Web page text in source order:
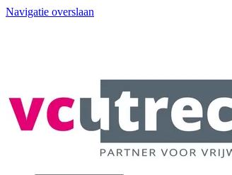
Navigatie overslaan